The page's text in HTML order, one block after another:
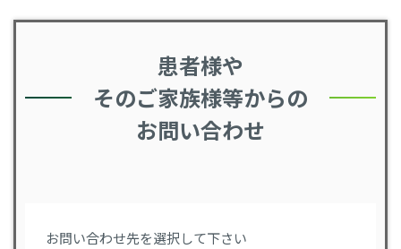
患者様や
そのご家族様等からの
お問い合わせ
お問い合わせ先を選択して下さい